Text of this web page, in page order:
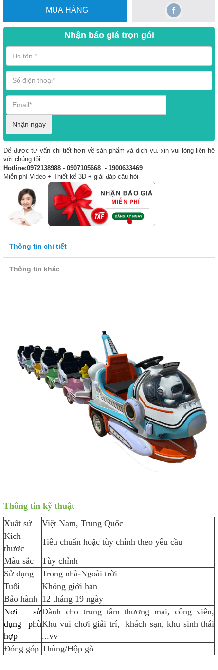
MUA HÀNG
Nhận báo giá trọn gói
Nhận ngay
Để được tư vấn chi tiết hơn về sản phẩm và dịch vụ, xin vui lòng liên hệ
với chúng tôi:
Hotline:0972138988 - 0907105668 - 1900633469
Miễn phí Video + Thiết kế 3D + giải đáp câu hỏi
Thông tin chi tiết
Thông tin khác
Thông tin kỹ thuật
Xuất sứ
Việt Nam, Trung Quốc
Kích
thước
Tiêu chuẩn hoặc tùy chỉnh theo yêu cầu
Màu sắc
Tùy chỉnh
Sử dụng
Trong nhà-Ngoài trời
Tuổi
Không giới hạn
Bảo hành 12 tháng 19 ngày
Nơi sử
dụng phù
hợp
Dành cho trung tâm thương mại, công viên,
Khu vui chơi giải trí, khách sạn, khu sinh thái
...vv
Đóng góp Thùng/Hộp gỗ